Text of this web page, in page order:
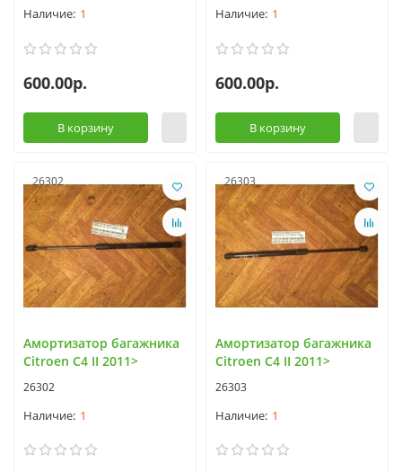
1
600.00р.
В корзину
1
600.00р.
В корзину
26302
Амортизатор багажника
Citroen C4 II 2011>
26302
1
26303
Амортизатор багажника
Citroen C4 II 2011>
26303
1